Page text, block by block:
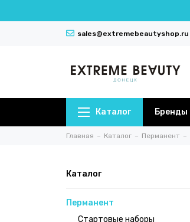
sales@extremebeautyshop.ru
Каталог Бренды
Главная Каталог Перманент
Каталог
Перманент
Стартовые наборы